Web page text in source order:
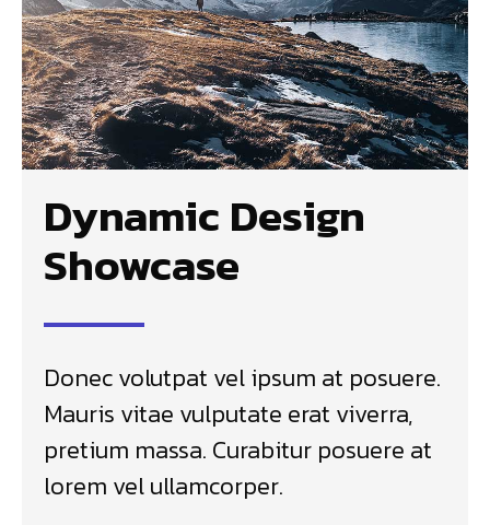
Dynamic Design
Showcase
Donec volutpat vel ipsum at posuere.
Mauris vitae vulputate erat viverra,
pretium massa. Curabitur posuere at
lorem vel ullamcorper.